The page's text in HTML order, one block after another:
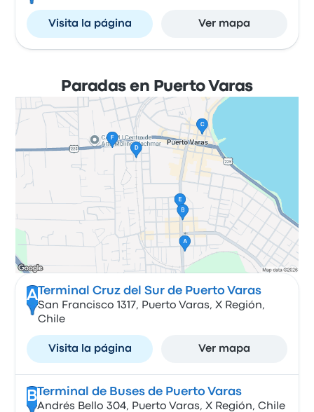
Visita la página Ver mapa
Paradas en Puerto Varas
A Terminal Cruz del Sur de Puerto Varas
San Francisco 1317, Puerto Varas, X Región,
Chile
Visita la página Ver mapa
B Terminal de Buses de Puerto Varas
Andrés Bello 304, Puerto Varas, X Región, Chile